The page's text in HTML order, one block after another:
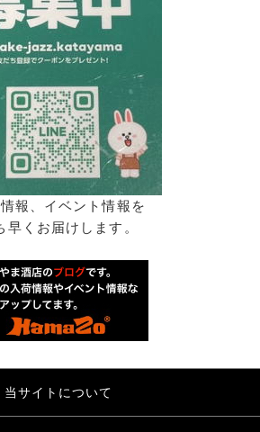
報、イベント情報を
早くお届けします。
当サイトについて